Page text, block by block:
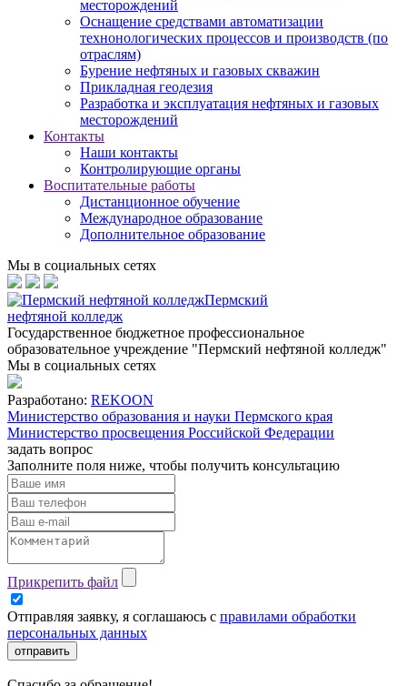
месторождений
Оснащение средствами автоматизации
технонологических процессов и производств (по
отраслям)
Бурение нефтяных и газовых скважин
Прикладная геодезия
Разработка и эксплуатация нефтяных и газовых
месторождений
Контакты
Наши контакты
Контролирующие органы
Воспитательные работы
Дистанционное обучение
Международное образование
Дополнительное образование
Мы в социальных сетях
Пермский
нефтяной колледж
Государственное бюджетное профессиональное
образовательное учреждение "Пермский нефтяной колледж"
Мы в социальных сетях
Разработано: REKOON
Министерство образования и науки Пермского края
Министерство просвещения Российской Федерации
задать вопрос
Заполните поля ниже, чтобы получить консультацию
Прикрепить файл
Отправляя заявку, я соглашаюсь с правилами обработки
персональных данных
отправить